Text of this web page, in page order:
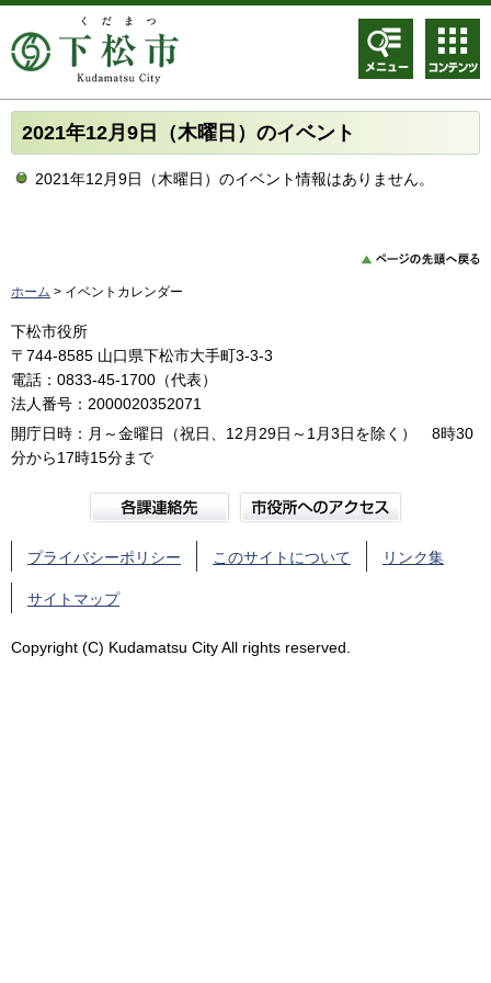
メニュ
ー
コンテ
ンツメ
ニュー
2021年12月9日（木曜日）のイベント
2021年12月9日（木曜日）のイベント情報はありません。
ホーム > イベントカレンダー
下松市役所
〒744-8585 山口県下松市大手町3-3-3
電話：0833-45-1700（代表）
法人番号：2000020352071
開庁日時：月～金曜日（祝日、12月29日～1月3日を除く） 8時30
分から17時15分まで
プライバシーポリシー このサイトについて リンク集
サイトマップ
Copyright (C) Kudamatsu City All rights reserved.